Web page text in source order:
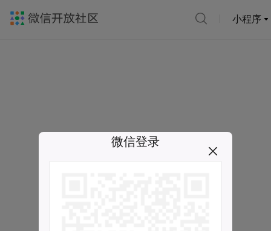
小程序
微信登录